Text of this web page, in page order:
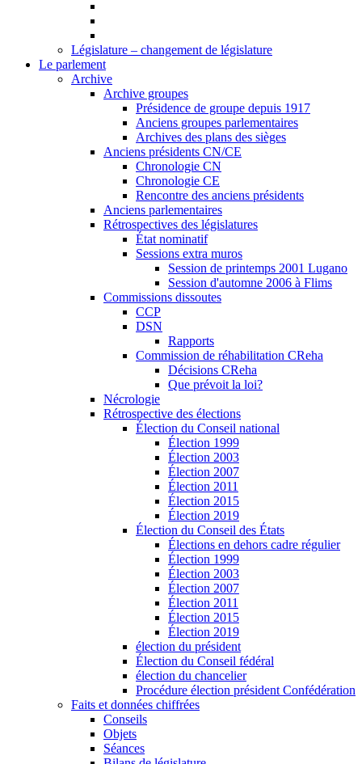
Législature – changement de législature
Le parlement
Archive
Archive groupes
Présidence de groupe depuis 1917
Anciens groupes parlementaires
Archives des plans des sièges
Anciens présidents CN/CE
Chronologie CN
Chronologie CE
Rencontre des anciens présidents
Anciens parlementaires
Rétrospectives des législatures
État nominatif
Sessions extra muros
Session de printemps 2001 Lugano
Session d'automne 2006 à Flims
Commissions dissoutes
CCP
DSN
Rapports
Commission de réhabilitation CReha
Décisions CReha
Que prévoit la loi?
Nécrologie
Rétrospective des élections
Élection du Conseil national
Élection 1999
Élection 2003
Élection 2007
Élection 2011
Élection 2015
Élection 2019
Élection du Conseil des États
Élections en dehors cadre régulier
Élection 1999
Élection 2003
Élection 2007
Élection 2011
Élection 2015
Élection 2019
élection du président
Élection du Conseil fédéral
élection du chancelier
Procédure élection président Confédération
Faits et données chiffrées
Conseils
Objets
Séances